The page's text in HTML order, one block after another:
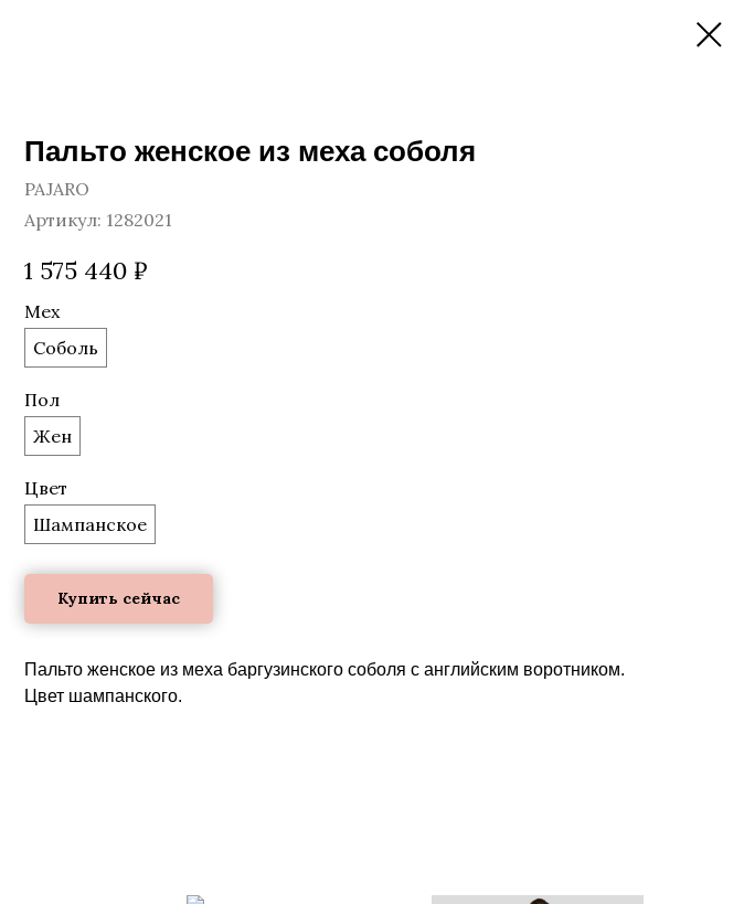
Пальто женское из меха соболя
PAJARO
Артикул: 1282021
1 575 440 ₽
Мех
Соболь
Пол
Жен
Цвет
Шампанское
Купить сейчас
Пальто женское из меха баргузинского соболя с английским воротником.
Цвет шампанского.